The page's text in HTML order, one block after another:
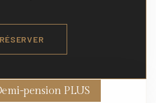
RÉSERVER
pension PLUS